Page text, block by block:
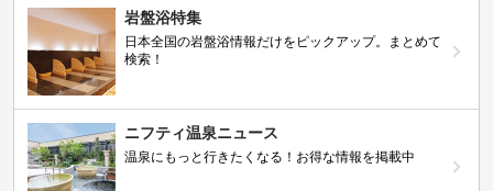
岩盤浴特集
日本全国の岩盤浴情報だけをピックアップ。まとめて
検索！
ニフティ温泉ニュース
温泉にもっと行きたくなる！お得な情報を掲載中